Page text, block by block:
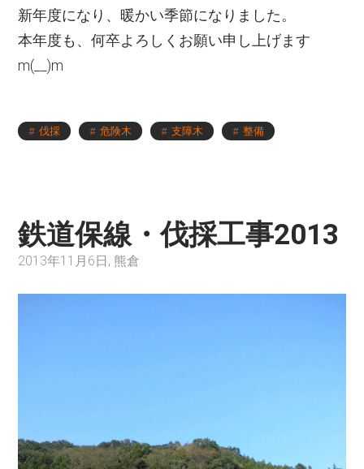
新年度になり、暖かい季節になりました。
本年度も、何卒よろしくお願い申し上げます
m(__)m
伐採 危険木 支障木 整備
鉄道保線・伐採工事2013
2013年11月6日, 熊倉